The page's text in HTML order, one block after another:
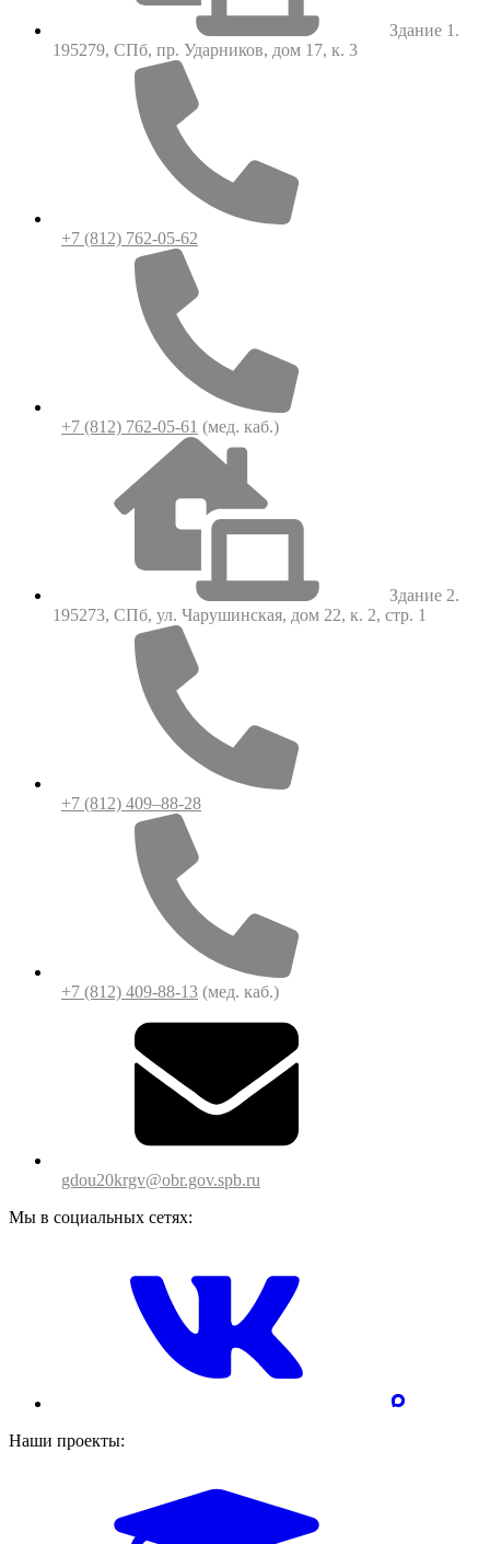
Здание 1.
195279, СПб, пр. Ударников, дом 17, к. 3
+7 (812) 762-05-62
+7 (812) 762-05-61 (мед. каб.)
Здание 2.
195273, СПб, ул. Чарушинская, дом 22, к. 2, стр. 1
+7 (812) 409–88-28
+7 (812) 409-88-13 (мед. каб.)
gdou20krgv@obr.gov.spb.ru
Мы в социальных сетях:
Наши проекты: